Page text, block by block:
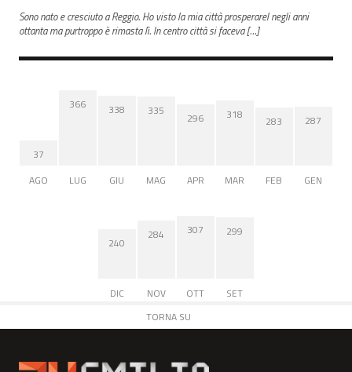
Sono nato e cresciuto a Reggio. Ho visto la mia città prosperarel negli anni
ottanta ma purtroppo è rimasta lì. In centro città si faceva […]
37
AGO
366
LUG
338
GIU
335
MAG
296
APR
318
MAR
283
FEB
287
GEN
240
DIC
284
NOV
307
OTT
299
SET
TORNA SU